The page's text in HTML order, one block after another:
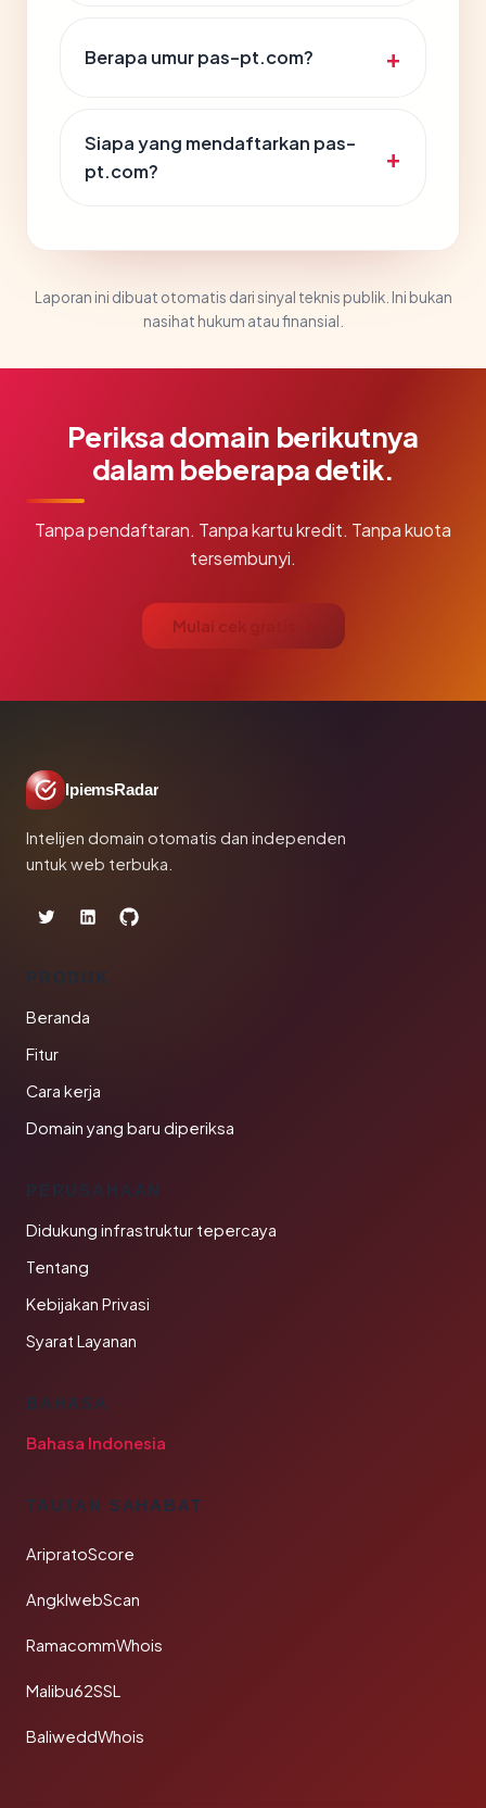
Berapa umur pas-pt.com?
Siapa yang mendaftarkan pas-
pt.com?
Laporan ini dibuat otomatis dari sinyal teknis publik. Ini bukan
nasihat hukum atau finansial.
Periksa domain berikutnya
dalam beberapa detik.
Tanpa pendaftaran. Tanpa kartu kredit. Tanpa kuota
tersembunyi.
Mulai cek gratis →
IpiemsRadar
Intelijen domain otomatis dan independen
untuk web terbuka.
PRODUK
Beranda
Fitur
Cara kerja
Domain yang baru diperiksa
PERUSAHAAN
Didukung infrastruktur tepercaya
Tentang
Kebijakan Privasi
Syarat Layanan
BAHASA
Bahasa Indonesia
TAUTAN SAHABAT
AripratoScore
AngklwebScan
RamacommWhois
Malibu62SSL
BaliweddWhois